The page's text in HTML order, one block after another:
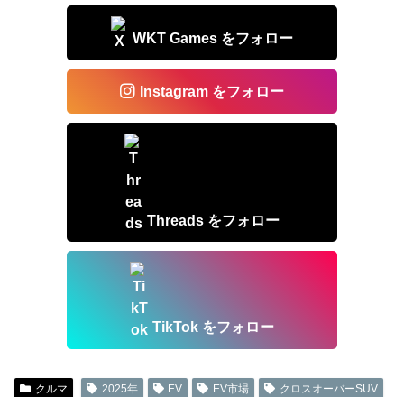
WKT Games をフォロー
Instagram をフォロー
Threads をフォロー
TikTok をフォロー
クルマ 2025年 EV EV市場
クロスオーバーSUV